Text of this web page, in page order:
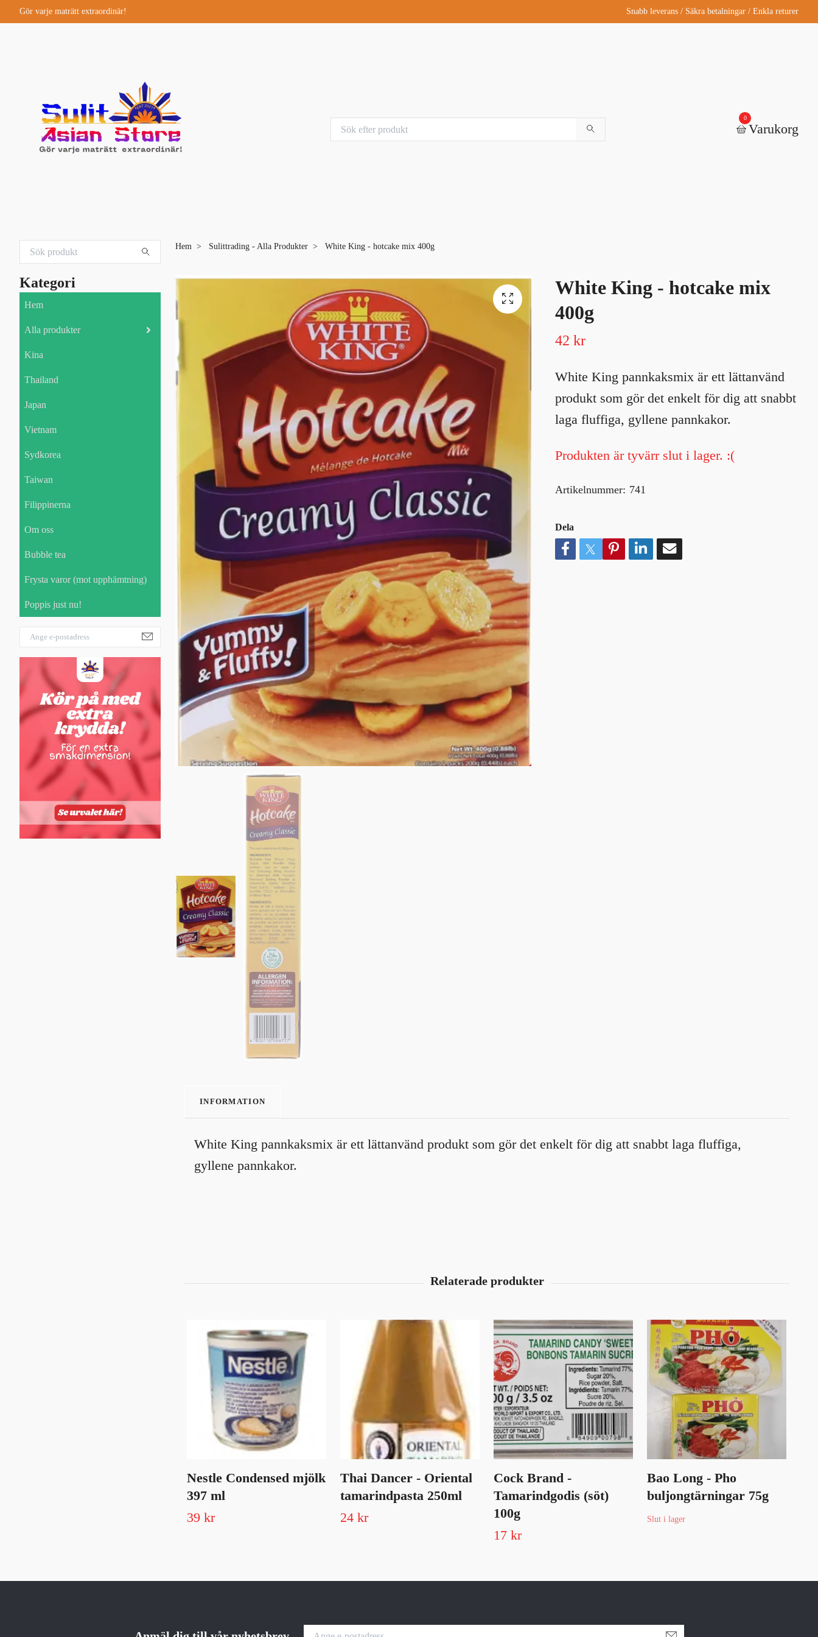
Gör varje maträtt extraordinär! Snabb leverans / Säkra betalningar / Enkla returer
0
Varukorg
Kategori
Hem
Alla produkter
Kina
Thailand
Japan
Vietnam
Sydkorea
Taiwan
Filippinerna
Om oss
Bubble tea
Frysta varor (mot upphämtning)
Poppis just nu!
Hem Sulittrading - Alla Produkter White King - hotcake mix 400g
White King - hotcake mix
400g
42 kr
White King pannkaksmix är ett lättanvänd
produkt som gör det enkelt för dig att snabbt
laga fluffiga, gyllene pannkakor.
Produkten är tyvärr slut i lager. :(
Artikelnummer: 741
Dela
INFORMATION
White King pannkaksmix är ett lättanvänd produkt som gör det enkelt för dig att snabbt laga fluffiga,
gyllene pannkakor.
Nestle Condensed mjölk
397 ml
39 kr
Thai Dancer - Oriental
tamarindpasta 250ml
24 kr
Cock Brand -
Tamarindgodis (söt)
100g
17 kr
Bao Long - Pho
buljongtärningar 75g
Slut i lager